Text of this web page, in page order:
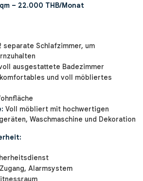
– 22.000 THB/Monat
separate Schlafzimmer, um
ausgestattete Badezimmer
komfortables und voll möbliertes
Voll möbliert mit hochwertigen
Waschmaschine und Dekoration
Alarmsystem